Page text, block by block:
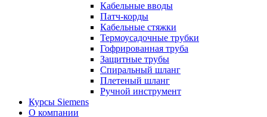
Кабельные вводы
Патч-корды
Кабельные стяжки
Термоусадочные трубки
Гофрированная труба
Защитные трубы
Спиральный шланг
Плетеный шланг
Ручной инструмент
Курсы Siemens
О компании